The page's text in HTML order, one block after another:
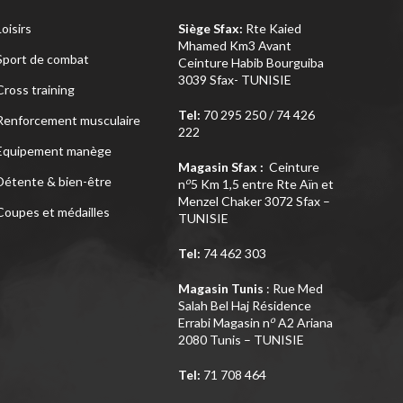
de combat
training
musculaire
manège
& bien-être
et médailles
Siège Sfax: Rte Kaied
Mhamed Km3 Avant
Ceinture Habib Bourguiba
3039 Sfax- TUNISIE
Tel: 70 295 250 / 74 426
222
Magasin Sfax : Ceinture
no5 Km 1,5 entre Rte Aïn et
Menzel Chaker 3072 Sfax –
TUNISIE
Tel: 74 462 303
Magasin Tunis : Rue Med
Salah Bel Haj Résidence
Errabi Magasin noA2 Ariana
2080 Tunis – TUNISIE
Tel: 71 708 464